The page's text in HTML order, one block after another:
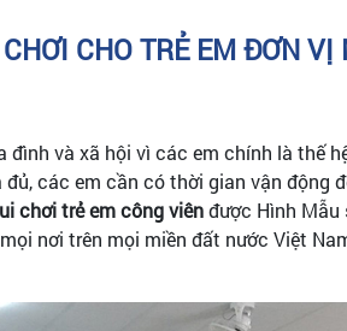
CHO TRẺ EM ĐƠN
và xã hội vì các em chính là
các em cần có thời gian vận
chơi trẻ em công viênđược Hình Mẫu
nơi trên mọi miền đất nước Việt